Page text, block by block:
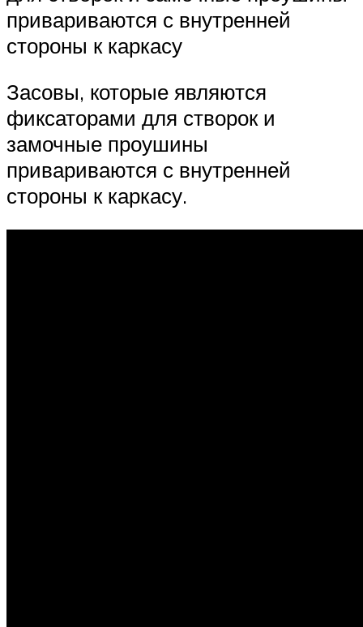
привариваются с внутренней
стороны к каркасу
Засовы, которые являются
фиксаторами для створок и
замочные проушины
привариваются с внутренней
стороны к каркасу.